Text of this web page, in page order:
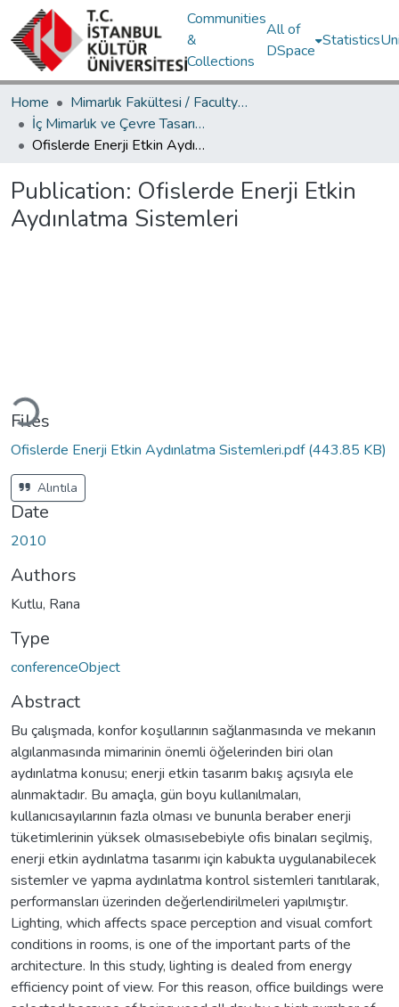
Communities
&
Collections
All of
DSpace
Statistics
Home
Mimarlık Fakültesi / Faculty of Architecture
İç Mimarlık ve Çevre Tasarımı Bölümü / Department of Interior Architecture and Environmental Design
Ofislerde Enerji Etkin Aydınlatma Sistemleri
Publication: Ofislerde Enerji Etkin
Aydınlatma Sistemleri
Loading...
Files
Ofislerde Enerji Etkin Aydınlatma Sistemleri.pdf(443.85 KB)
Alıntıla
Date
2010
Authors
Kutlu, Rana
Type
conferenceObject
Abstract
Bu çalışmada, konfor koşullarının sağlanmasında ve mekanın
algılanmasında mimarinin önemli öğelerinden biri olan
aydınlatma konusu; enerji etkin tasarım bakış açısıyla ele
alınmaktadır. Bu amaçla, gün boyu kullanılmaları,
kullanıcısayılarının fazla olması ve bununla beraber enerji
tüketimlerinin yüksek olmasısebebiyle ofis binaları seçilmiş,
enerji etkin aydınlatma tasarımı için kabukta uygulanabilecek
sistemler ve yapma aydınlatma kontrol sistemleri tanıtılarak,
performansları üzerinden değerlendirilmeleri yapılmıştır.
Lighting, which affects space perception and visual comfort
conditions in rooms, is one of the important parts of the
architecture. In this study, lighting is dealed from energy
efficiency point of view. For this reason, office buildings were